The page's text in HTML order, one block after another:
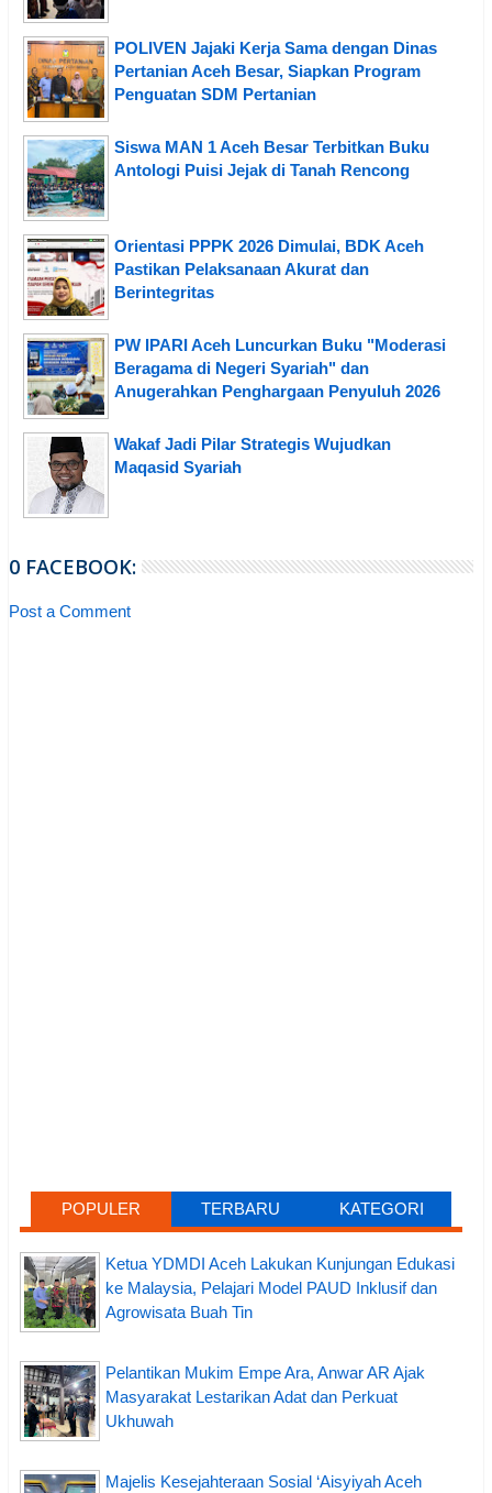
POLIVEN Jajaki Kerja Sama dengan Dinas
Pertanian Aceh Besar, Siapkan Program
Penguatan SDM Pertanian
Siswa MAN 1 Aceh Besar Terbitkan Buku
Antologi Puisi Jejak di Tanah Rencong
Orientasi PPPK 2026 Dimulai, BDK Aceh
Pastikan Pelaksanaan Akurat dan
Berintegritas
PW IPARI Aceh Luncurkan Buku "Moderasi
Beragama di Negeri Syariah" dan
Anugerahkan Penghargaan Penyuluh 2026
Wakaf Jadi Pilar Strategis Wujudkan
Maqasid Syariah
0 FACEBOOK:
Post a Comment
POPULER TERBARU KATEGORI
Ketua YDMDI Aceh Lakukan Kunjungan Edukasi
ke Malaysia, Pelajari Model PAUD Inklusif dan
Agrowisata Buah Tin
Pelantikan Mukim Empe Ara, Anwar AR Ajak
Masyarakat Lestarikan Adat dan Perkuat
Ukhuwah
Majelis Kesejahteraan Sosial ‘Aisyiyah Aceh